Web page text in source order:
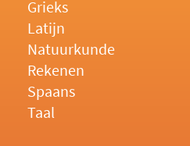
Grieks
Latijn
Natuurkunde
Rekenen
Spaans
Taal